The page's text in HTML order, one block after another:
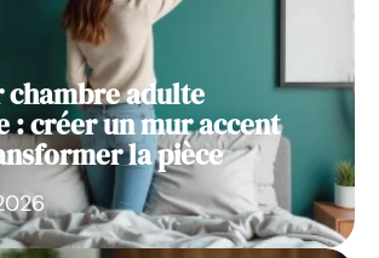
chambre adulte
: créer un mur accent
la pièce